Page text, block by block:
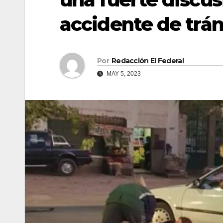
accidente de
Por Redacción El Federal
MAY 5, 2023